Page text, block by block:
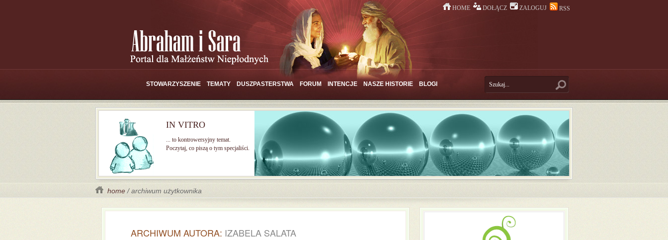
HOME DOŁĄCZ ZALOGUJ RSS
STOWARZYSZENIE TEMATY DUSZPASTERSTWA FORUM INTENCJE NASZE HISTORIE BLOGI
IN VITRO
... to kontrowersyjny temat.
Poczytaj, co piszą o tym specjaliści.
home / archiwum użytkownika
ARCHIWUM AUTORA: IZABELA SALATA